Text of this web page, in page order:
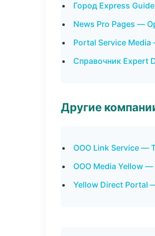
Город Express
News Pro Pages —
Portal Service Media
Справочник Expert
Другие
ООО Link Service —
ООО Media Yellow —
Yellow Direct Portal